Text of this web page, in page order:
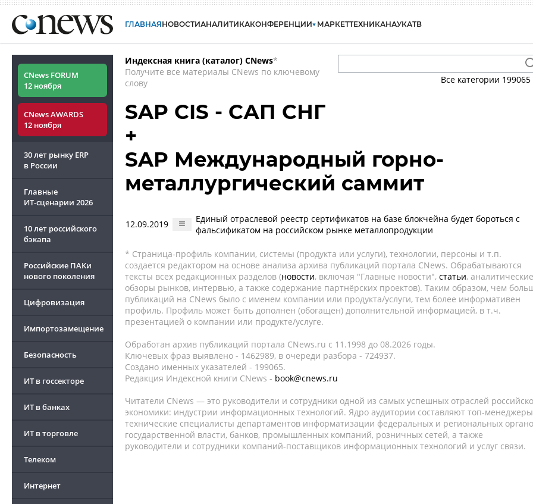
ГЛАВНАЯНОВОСТИАНАЛИТИКАКОНФЕРЕНЦИИ МАРКЕТТЕХНИКАНАУКАТВ
CNews FORUM
12 ноября
CNews AWARDS
12 ноября
30 лет рынку ERP
в России
Главные
ИТ-сценарии 2026
10 лет российского
бэкапа
Российские ПАКи
нового поколения
Цифровизация
Импортозамещение
Безопасность
ИТ в госсекторе
ИТ в банках
ИТ в торговле
Телеком
Интернет
Индексная книга (каталог) CNews*
Получите все материалы CNews по ключевому
слову
Все категории 199065
SAP CIS - САП СНГ
+
SAP Международный горно-
металлургический саммит
12.09.2019
Единый отраслевой реестр сертификатов на базе блокчейна будет бороться с
фальсификатом на российском рынке металлопродукции
* Страница-профиль компании, системы (продукта или услуги), технологии, персоны и т.п.
создается редактором на основе анализа архива публикаций портала CNews. Обрабатываются
тексты всех редакционных разделов (новости, включая "Главные новости", статьи, аналитические
обзоры рынков, интервью, а также содержание партнёрских проектов). Таким образом, чем
публикаций на CNews было с именем компании или продукта/услуги, тем более информативен
профиль. Профиль может быть дополнен (обогащен) дополнительной информацией, в т.ч.
презентацией о компании или продукте/услуге.
Обработан архив публикаций портала CNews.ru c 11.1998 до 08.2026 годы.
Ключевых фраз выявлено - 1462989, в очереди разбора - 724937.
Создано именных указателей - 199065.
Редакция Индексной книги CNews - book@cnews.ru
Читатели CNews — это руководители и сотрудники одной из самых успешных отраслей
экономики: индустрии информационных технологий. Ядро аудитории составляют топ-
технические специалисты департаментов информатизации федеральных и региональных
государственной власти, банков, промышленных компаний, розничных сетей, а также
руководители и сотрудники компаний-поставщиков информационных технологий и услуг связи.